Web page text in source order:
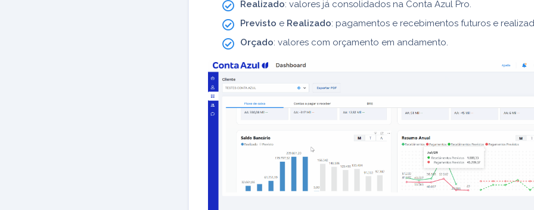
Realizado: valores já consolidados na Conta Azul Pro.
Previsto e Realizado: pagamentos e recebimentos futuros e
Orçado: valores com orçamento em andamento.